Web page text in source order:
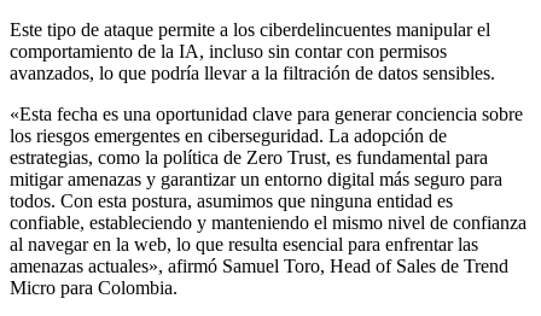
Este tipo de ataque permite a los ciberdelincuentes manipular el
comportamiento de la IA, incluso sin contar con permisos
avanzados, lo que podría llevar a la filtración de datos sensibles.
«Esta fecha es una oportunidad clave para generar conciencia sobre
los riesgos emergentes en ciberseguridad. La adopción de
estrategias, como la política de Zero Trust, es fundamental para
mitigar amenazas y garantizar un entorno digital más seguro para
todos. Con esta postura, asumimos que ninguna entidad es
confiable, estableciendo y manteniendo el mismo nivel de confianza
al navegar en la web, lo que resulta esencial para enfrentar las
amenazas actuales», afirmó Samuel Toro, Head of Sales de Trend
Micro para Colombia.